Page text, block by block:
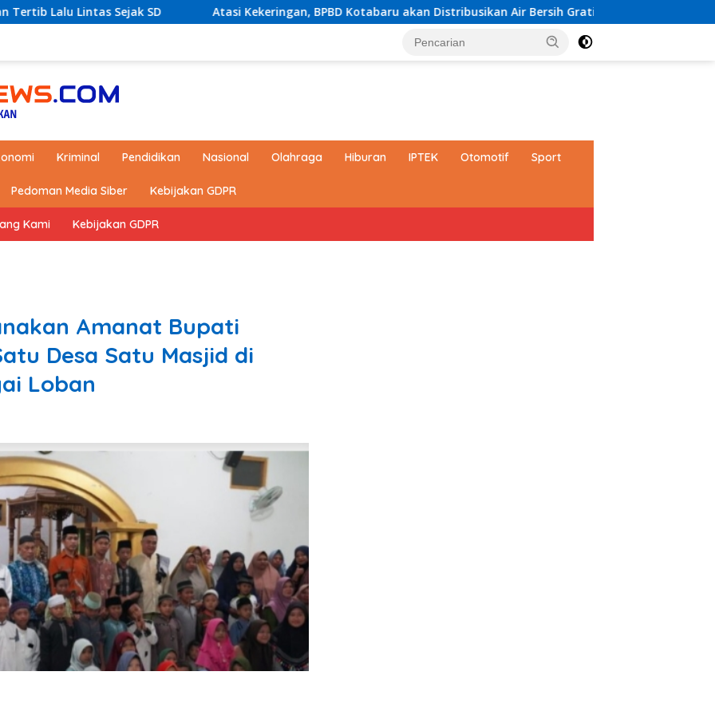
Sejak SD Atasi Kekeringan, BPBD Kotabaru akan Distribusikan Air Bersih Gratis kepada Masyarakat
Kriminal Pendidikan Nasional Olahraga Hiburan IPTEK Otomotif Sport
Pedoman Media Siber Kebijakan GDPR
Kami Kebijakan GDPR
Amanat Bupati
Desa Satu Masjid di
Loban